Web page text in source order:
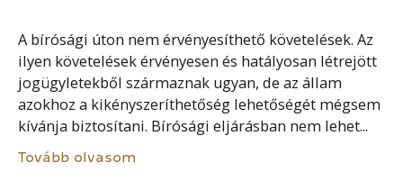
A bírósági úton nem érvényesíthető követelések. Az
ilyen követelések érvényesen és hatályosan létrejött
jogügyletekből származnak ugyan, de az állam
azokhoz a kikényszeríthetőség lehetőségét mégsem
kívánja biztosítani. Bírósági eljárásban nem lehet...
Tovább olvasom